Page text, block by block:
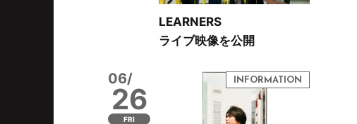
LEARNERS
ライブ映像を公開
06/
26
FRI